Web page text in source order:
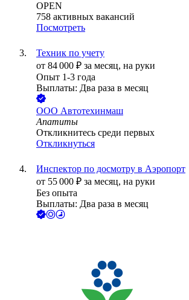
OPEN
758 активных вакансий
Посмотреть
Техник по учету
от 84 000 ₽ за месяц, на руки
Опыт 1-3 года
Выплаты: Два раза в месяц
ООО Автотехинмаш
Апатиты
Откликнитесь среди первых
Откликнуться
Инспектор по досмотру в Аэропорт
от 55 000 ₽ за месяц, на руки
Без опыта
Выплаты: Два раза в месяц